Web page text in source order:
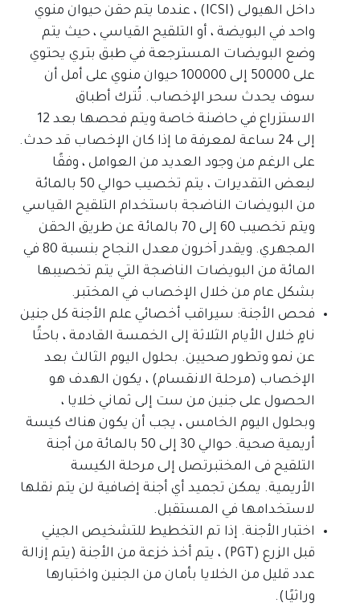
داخل الهيولى (ICSI) ، عندما يتم حقن حيوان منوي
واحد في البويضة ، أو التلقيح القياسي ، حيث يتم
وضع البويضات المسترجعة في طبق بتري يحتوي
على 50000 إلى 100000 حيوان منوي على أمل أن
سوف يحدث سحر الإخصاب. تُترك أطباق
الاستزراع في حاضنة خاصة ويتم فحصها بعد 12
إلى 24 ساعة لمعرفة ما إذا كان الإخصاب قد حدث.
على الرغم من وجود العديد من العوامل ، وفقًا
لبعض التقديرات ، يتم تخصيب حوالي 50 بالمائة
من البويضات الناضجة باستخدام التلقيح القياسي
ويتم تخصيب 60 إلى 70 بالمائة عن طريق الحقن
المجهري. ويقدر آخرون معدل النجاح بنسبة 80 في
المائة من البويضات الناضجة التي يتم تخصيبها
بشكل عام من خلال الإخصاب في المختبر.
فحص الأجنة: سيراقب أخصائي علم الأجنة كل جنين
نامٍ خلال الأيام الثلاثة إلى الخمسة القادمة ، باحثًا
عن نمو وتطور صحيين. بحلول اليوم الثالث بعد
الإخصاب (مرحلة الانقسام) ، يكون الهدف هو
الحصول على جنين من ست إلى ثماني خلايا ،
وبحلول اليوم الخامس ، يجب أن يكون هناك كيسة
أريمية صحية. حوالي 30 إلى 50 بالمائة من أجنة
التلقيح فى المختبرتصل إلى مرحلة الكيسة
الأريمية. يمكن تجميد أي أجنة إضافية لن يتم نقلها
لاستخدامها في المستقبل.
اختبار الأجنة. إذا تم التخطيط للتشخيص الجيني
قبل الزرع (PGT) ، يتم أخذ خزعة من الأجنة (يتم إزالة
عدد قليل من الخلايا بأمان من الجنين واختبارها
وراثيًا).